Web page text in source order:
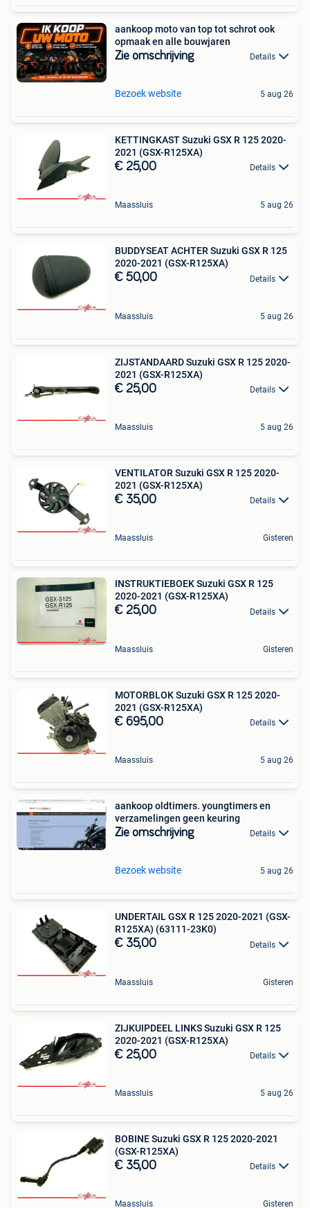
aankoop moto van top tot schrot ook
opmaak en alle bouwjaren
Zie omschrijving Details
Bezoek website 5 aug 26
KETTINGKAST Suzuki GSX R 125 2020-
2021 (GSX-R125XA)
€ 25,00 Details
Maassluis 5 aug 26
BUDDYSEAT ACHTER Suzuki GSX R 125
2020-2021 (GSX-R125XA)
€ 50,00 Details
Maassluis 5 aug 26
ZIJSTANDAARD Suzuki GSX R 125 2020-
2021 (GSX-R125XA)
€ 25,00 Details
Maassluis 5 aug 26
VENTILATOR Suzuki GSX R 125 2020-
2021 (GSX-R125XA)
€ 35,00 Details
Maassluis Gisteren
INSTRUKTIEBOEK Suzuki GSX R 125
2020-2021 (GSX-R125XA)
€ 25,00 Details
Maassluis Gisteren
MOTORBLOK Suzuki GSX R 125 2020-
2021 (GSX-R125XA)
€ 695,00 Details
Maassluis 5 aug 26
aankoop oldtimers. youngtimers en
verzamelingen geen keuring
Zie omschrijving Details
Bezoek website 5 aug 26
UNDERTAIL GSX R 125 2020-2021 (GSX-
R125XA) (63111-23K0)
€ 35,00 Details
Maassluis Gisteren
ZIJKUIPDEEL LINKS Suzuki GSX R 125
2020-2021 (GSX-R125XA)
€ 25,00 Details
Maassluis 5 aug 26
BOBINE Suzuki GSX R 125 2020-2021
(GSX-R125XA)
€ 35,00 Details
Maassluis Gisteren